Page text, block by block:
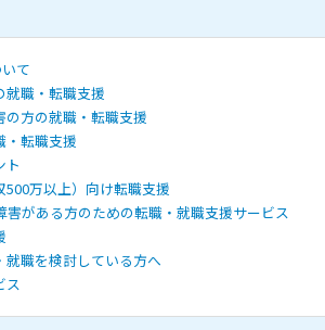
て
就職・転職支援
方の就職・転職支援
・転職支援
ト
500万以上）向け転職支援
害がある方のための転職・就職支援サービス
職を検討している方へ
ス